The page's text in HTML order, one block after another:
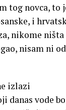
tog novca, to
i
nikome
nisam ni
izlazi
danas vode